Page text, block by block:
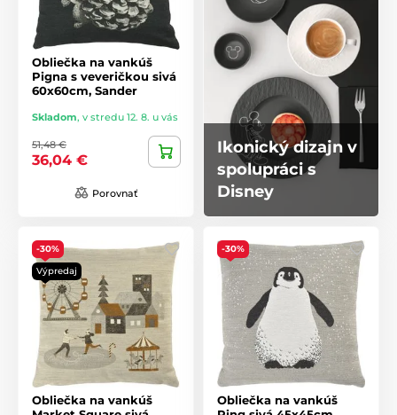
Obliečka na vankúš
Pigna s veveričkou sivá
60x60cm, Sander
Skladom, v stredu 12. 8. u vás
51,48 €
36,04 €
Porovnať
Ikonický dizajn v
spolupráci s
Disney
-30%
Výpredaj
Obliečka na vankúš
-30%
Obliečka na vankúš